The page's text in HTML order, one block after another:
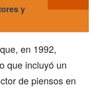
y
en 1992,
que incluyó un
de piensos en